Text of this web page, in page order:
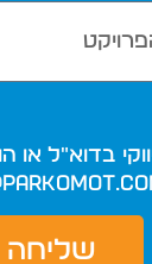
בדוא"ל
שליחה